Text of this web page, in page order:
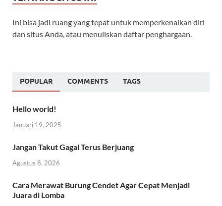
Ini bisa jadi ruang yang tepat untuk memperkenalkan diri
dan situs Anda, atau menuliskan daftar penghargaan.
POPULAR COMMENTS TAGS
Hello world!
Januari 19, 2025
Jangan Takut Gagal Terus Berjuang
Agustus 8, 2026
Cara Merawat Burung Cendet Agar Cepat Menjadi
Juara di Lomba